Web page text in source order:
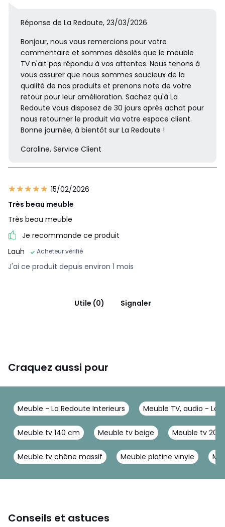
Réponse de La Redoute, 23/03/2026
Bonjour, nous vous remercions pour votre
commentaire et sommes désolés que le meuble
TV n'ait pas répondu à vos attentes. Nous tenons à
vous assurer que nous sommes soucieux de la
qualité de nos produits et prenons note de votre
retour pour leur amélioration. Sachez qu'à La
Redoute vous disposez de 30 jours après achat pour
nous retourner le produit via votre espace client.
Bonne journée, à bientôt sur La Redoute !
Caroline, Service Client
15/02/2026
Très beau meuble
Très beau meuble
Je recommande ce produit
Lauh
Acheteur vérifié
J'ai ce produit depuis environ 1 mois
Utile (0) Signaler
Craquez aussi pour
Meuble - La Redoute Interieurs Meuble TV, audio - La
Meuble tv 140 cm Meuble tv beige Meuble tv 200
Meuble tv chêne massif Meuble platine vinyle
Conseils et astuces